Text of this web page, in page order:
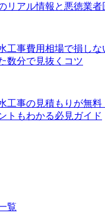
リアル情報と悪徳業者
工事費用相場で損し
数分で見抜くコツ
工事の見積もりが無料
トもわかる必見ガイド
覧